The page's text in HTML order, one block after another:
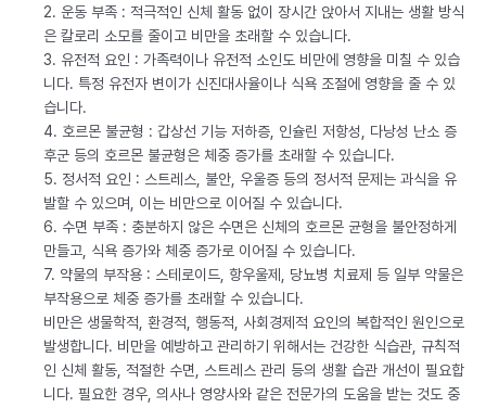
2. 운동 부족 : 적극적인 신체 활동 없이 장시간 앉아서 지내는 생활 방식
은 칼로리 소모를 줄이고 비만을 초래할 수 있습니다.
3. 유전적 요인 : 가족력이나 유전적 소인도 비만에 영향을 미칠 수 있습
니다. 특정 유전자 변이가 신진대사율이나 식욕 조절에 영향을 줄 수 있
습니다.
4. 호르몬 불균형 : 갑상선 기능 저하증, 인슐린 저항성, 다낭성 난소 증
후군 등의 호르몬 불균형은 체중 증가를 초래할 수 있습니다.
5. 정서적 요인 : 스트레스, 불안, 우울증 등의 정서적 문제는 과식을 유
발할 수 있으며, 이는 비만으로 이어질 수 있습니다.
6. 수면 부족 : 충분하지 않은 수면은 신체의 호르몬 균형을 불안정하게
만들고, 식욕 증가와 체중 증가로 이어질 수 있습니다.
7. 약물의 부작용 : 스테로이드, 항우울제, 당뇨병 치료제 등 일부 약물은
부작용으로 체중 증가를 초래할 수 있습니다.
비만은 생물학적, 환경적, 행동적, 사회경제적 요인의 복합적인 원인으로
발생합니다. 비만을 예방하고 관리하기 위해서는 건강한 식습관, 규칙적
인 신체 활동, 적절한 수면, 스트레스 관리 등의 생활 습관 개선이 필요합
니다. 필요한 경우, 의사나 영양사와 같은 전문가의 도움을 받는 것도 중